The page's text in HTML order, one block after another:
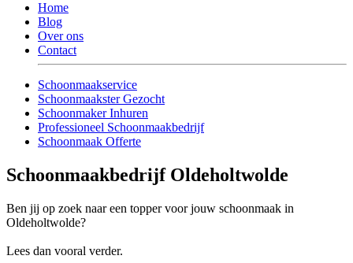
Home
Blog
Over ons
Contact
Schoonmaakservice
Schoonmaakster Gezocht
Schoonmaker Inhuren
Professioneel Schoonmaakbedrijf
Schoonmaak Offerte
Schoonmaakbedrijf Oldeholtwolde
Ben jij op zoek naar een topper voor jouw schoonmaak in
Oldeholtwolde?
Lees dan vooral verder.